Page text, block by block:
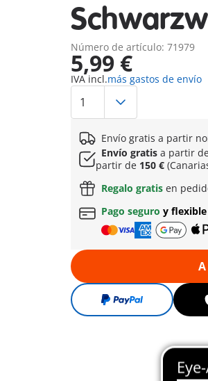
Número de artículo: 71979
5,99 €
IVA incl.más gastos de envío
Envío gratis a partir
Envío gratis a partir
partir de 150 €
Regalo gratis en
Pago seguro y flexible